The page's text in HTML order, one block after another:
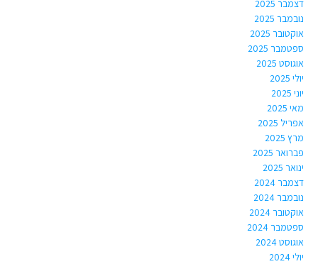
דצמבר 2025
נובמבר 2025
אוקטובר 2025
ספטמבר 2025
אוגוסט 2025
יולי 2025
יוני 2025
מאי 2025
אפריל 2025
מרץ 2025
פברואר 2025
ינואר 2025
דצמבר 2024
נובמבר 2024
אוקטובר 2024
ספטמבר 2024
אוגוסט 2024
יולי 2024